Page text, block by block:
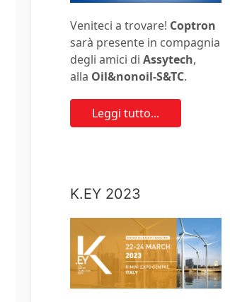
Veniteci a trovare! Coptron
sarà presente in compagnia
degli amici di Assytech,
alla Oil&nonoil-S&TC.
Leggi tutto...
K.EY 2023